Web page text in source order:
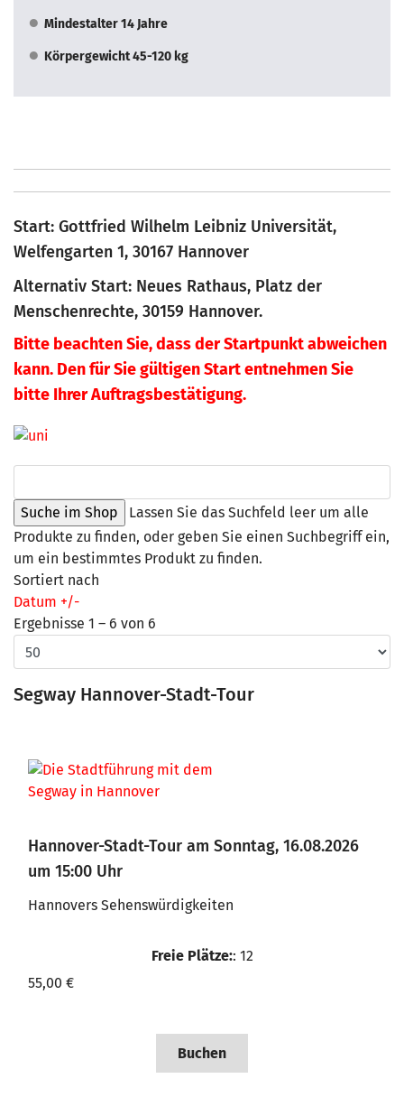
Mindestalter 14 Jahre
Körpergewicht 45-120 kg
Start: Gottfried Wilhelm Leibniz Universität,
Welfengarten 1, 30167 Hannover
Alternativ Start: Neues Rathaus, Platz der
Menschenrechte, 30159 Hannover.
Bitte beachten Sie, dass der Startpunkt abweichen
kann. Den für Sie gültigen Start entnehmen Sie
bitte Ihrer Auftragsbestätigung.
Lassen Sie das Suchfeld leer um alle
Produkte zu finden, oder geben Sie einen Suchbegriff ein,
um ein bestimmtes Produkt zu finden.
Sortiert nach
Datum +/-
Ergebnisse 1 – 6 von 6
Segway Hannover-Stadt-Tour
Hannover-Stadt-Tour am Sonntag, 16.08.2026
um 15:00 Uhr
Hannovers Sehenswürdigkeiten
Freie Plätze:: 12
55,00 €
Buchen